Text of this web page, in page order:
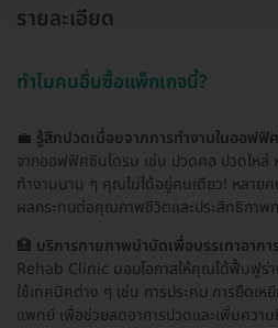
รายละเอียด
ทำไมคนอื่นซื้อแพ็กเกจนี้?
💼 รู้สึกปวดเมื่อยจากการทำงานในออฟฟิ
จากออฟฟิศซินโดรม เช่น ปวดคอ ปวดไหล่
ทำงานนาน ๆ คุณไม่ได้อยู่คนเดียว! หลาย
ผลกระทบต่อคุณภาพชีวิตและประสิทธิภาพ
🏥 บริการกายภาพบำบัดเพื่อบรรเทาอาก
Rehab Clinic มอบโอกาสให้คุณได้ฟื้นฟูร่า
ใช้เทคนิคต่าง ๆ เช่น การประคบ การยืดเ
แพทย์ เพื่อช่วยลดอาการปวดและเพิ่มคว